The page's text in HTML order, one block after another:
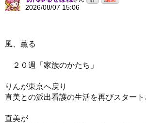
2026/08/07 15:06
風、薫る
２０週「家族のかたち」
りんが東京へ戻り
直美との派出看護の生活を再びスタート
直美が